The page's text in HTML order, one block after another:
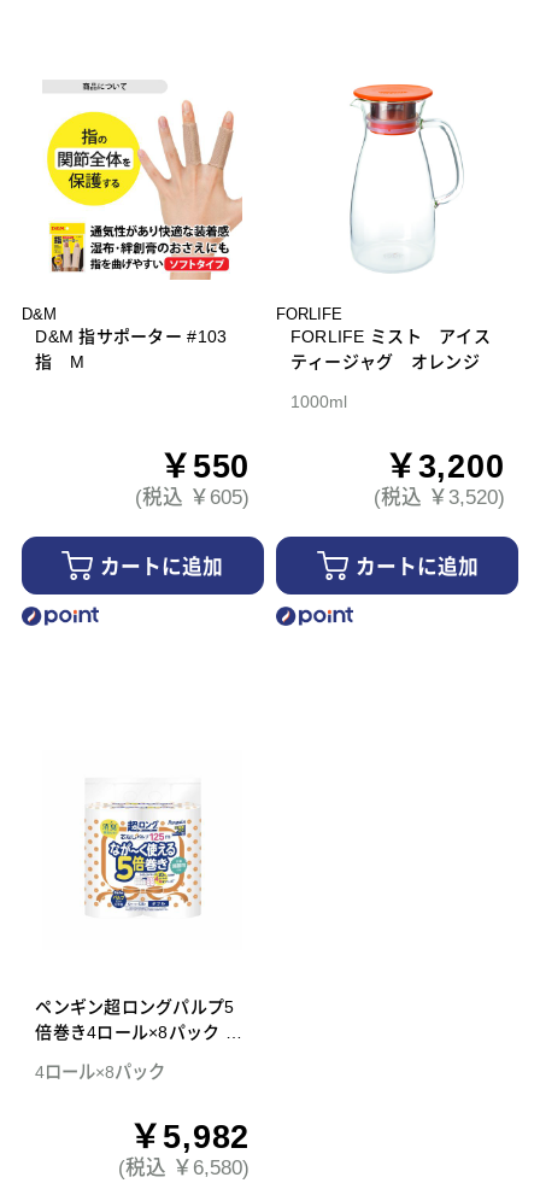
D&M
D&M 指サポーター #103
指 M
￥550
(税込 ￥605)
カートに追加
FORLIFE
FORLIFE ミスト アイス
ティージャグ オレンジ
1000ml
￥3,200
(税込 ￥3,520)
カートに追加
ペンギン超ロングパルプ5
倍巻き4ロール×8パック ダ
4ロール×8パック
￥5,982
(税込 ￥6,580)